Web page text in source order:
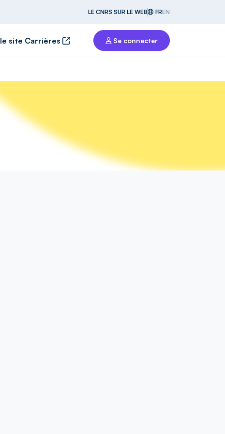
LE CNRS SUR LE WEB FREN
le site Carrières Se connecter